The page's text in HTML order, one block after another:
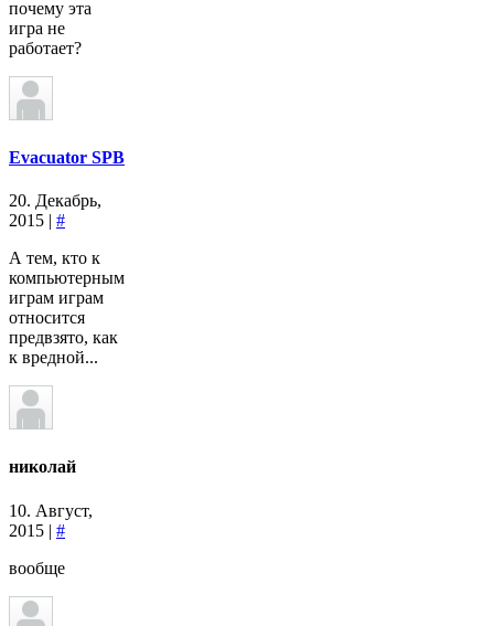
почему эта
игра не
работает?
Evacuator SPB
20. Декабрь,
2015 | #
А тем, кто к
компьютерным
играм играм
относится
предвзято, как
к вредной...
николай
10. Август,
2015 | #
вообще